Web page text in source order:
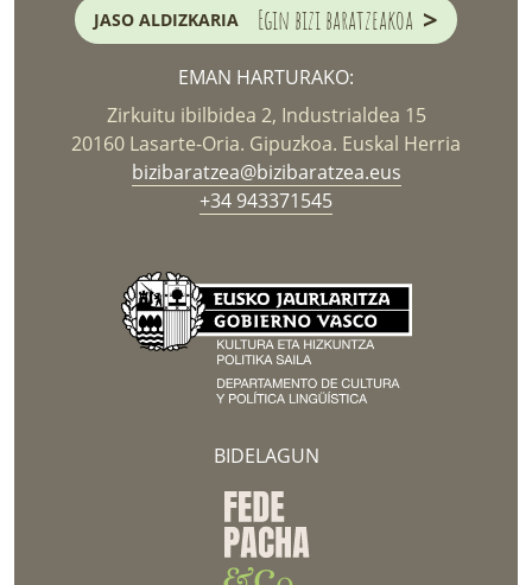
JASO ALDIZKARIA Egin bizi baratzeakoa >
EMAN HARTURAKO:
Zirkuitu ibilbidea 2, Industrialdea 15
20160 Lasarte-Oria. Gipuzkoa. Euskal Herria
bizibaratzea@bizibaratzea.eus
+34 943371545
BIDELAGUN